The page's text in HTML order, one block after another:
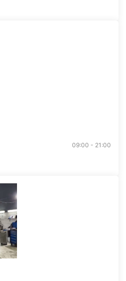
09:00 - 21:00